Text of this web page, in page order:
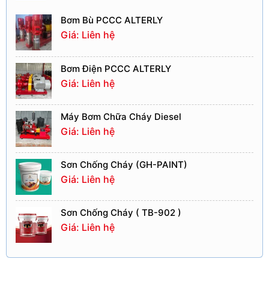
Bơm Bù PCCC ALTERLY
Giá: Liên hệ
Bơm Điện PCCC ALTERLY
Giá: Liên hệ
Máy Bơm Chữa Cháy Diesel
Giá: Liên hệ
Sơn Chống Cháy (GH-PAINT)
Giá: Liên hệ
Sơn Chống Cháy ( TB-902 )
Giá: Liên hệ